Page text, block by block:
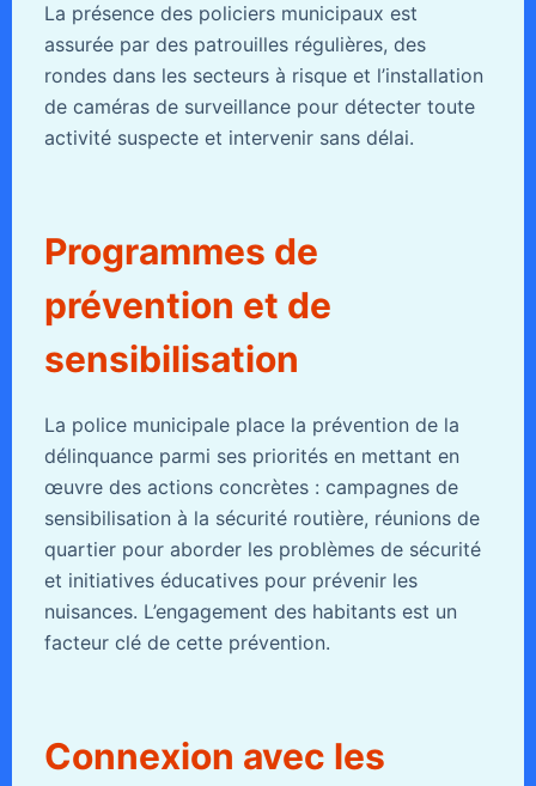
La présence des policiers municipaux est
assurée par des patrouilles régulières, des
rondes dans les secteurs à risque et l’installation
de caméras de surveillance pour détecter toute
activité suspecte et intervenir sans délai.
Programmes de
prévention et de
sensibilisation
La police municipale place la prévention de la
délinquance parmi ses priorités en mettant en
œuvre des actions concrètes : campagnes de
sensibilisation à la sécurité routière, réunions de
quartier pour aborder les problèmes de sécurité
et initiatives éducatives pour prévenir les
nuisances. L’engagement des habitants est un
facteur clé de cette prévention.
Connexion avec les